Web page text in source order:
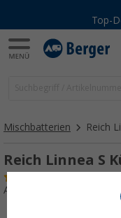
Top-Deals für dein
Mischbatterien Reich
Reich Linnea S
Art.-Nr.: 842183